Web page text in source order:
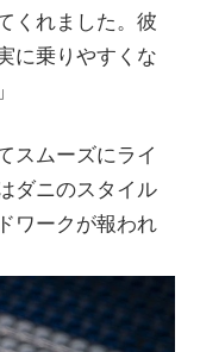
くれました。彼
に乗りやすくな
スムーズにライ
ダニのスタイル
ワークが報われ